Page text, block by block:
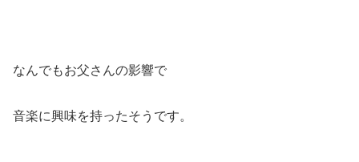
なんでもお父さんの影響で
音楽に興味を持ったそうです。